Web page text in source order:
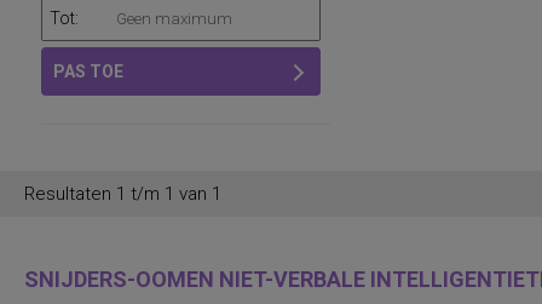
Tot:
PAS TOE
Resultaten 1 t/m 1 van 1
SNIJDERS-OOMEN NIET-VERBALE